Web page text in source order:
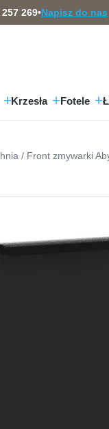
269•Napisz do nas
Krzesła Fotele
/ Front zmywarki